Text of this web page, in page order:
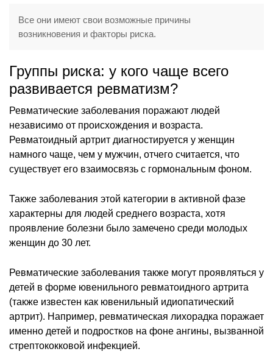
Все они имеют свои возможные причины
возникновения и факторы риска.
Группы риска: у кого чаще всего
развивается ревматизм?
Ревматические заболевания поражают людей
независимо от происхождения и возраста.
Ревматоидный артрит диагностируется у женщин
намного чаще, чем у мужчин, отчего считается, что
существует его взаимосвязь с гормональным фоном.
Также заболевания этой категории в активной фазе
характерны для людей среднего возраста, хотя
проявление болезни было замечено среди молодых
женщин до 30 лет.
Ревматические заболевания также могут проявляться у
детей в форме ювенильного ревматоидного артрита
(также известен как ювенильный идиопатический
артрит). Например, ревматическая лихорадка поражает
именно детей и подростков на фоне ангины, вызванной
стрептококковой инфекцией.